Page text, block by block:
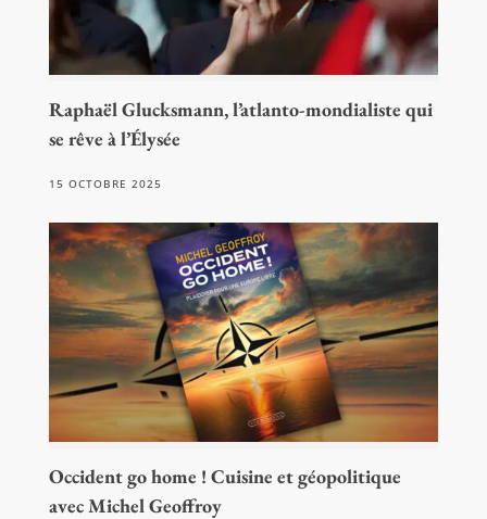
Raphaël Glucksmann, l’atlanto-mondialiste qui
se rêve à l’Élysée
15 OCTOBRE 2025
Occident go home ! Cuisine et géopolitique
avec Michel Geoffroy